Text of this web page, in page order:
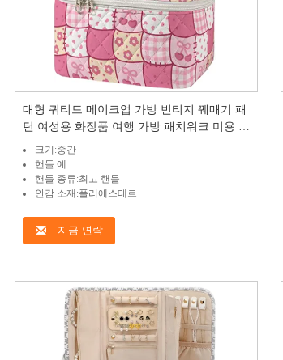
대형 쿼티드 메이크업 가방 빈티지 꿰매기 패
턴 여성용 화장품 여행 가방 패치워크 미용 화
장품 조직기 손잡이 피부 관리 붓 액세서리
크기:중간
핸들:예
핸들 종류:최고 핸들
안감 소재:폴리에스테르
지금 연락